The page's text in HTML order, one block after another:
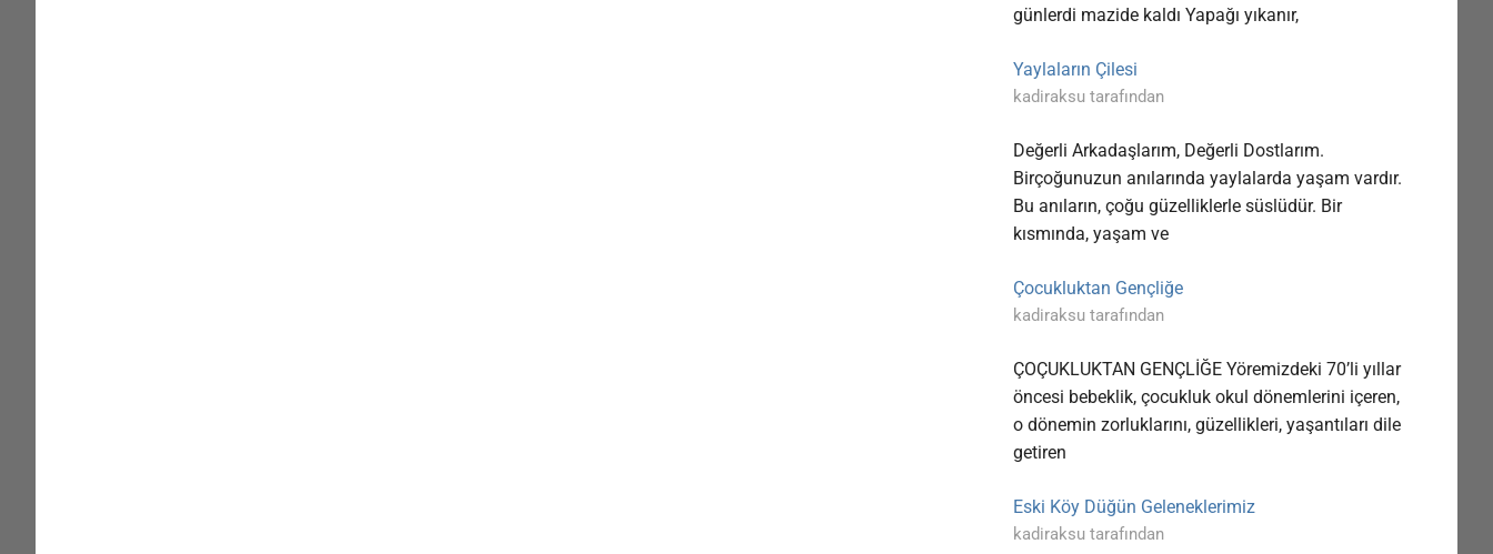
günlerdi mazide kaldı Yapağı yıkanır,
Yaylaların Çilesi
kadiraksu tarafından
Değerli Arkadaşlarım, Değerli Dostlarım.
Birçoğunuzun anılarında yaylalarda yaşam vardır.
Bu anıların, çoğu güzelliklerle süslüdür. Bir
kısmında, yaşam ve
Çocukluktan Gençliğe
kadiraksu tarafından
ÇOÇUKLUKTAN GENÇLİĞE Yöremizdeki 70’li yıllar
öncesi bebeklik, çocukluk okul dönemlerini içeren,
o dönemin zorluklarını, güzellikleri, yaşantıları dile
getiren
Eski Köy Düğün Geleneklerimiz
kadiraksu tarafından